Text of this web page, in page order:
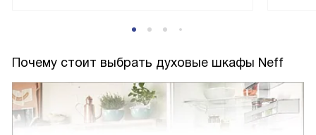
Почему стоит выбрать духовые шкафы Neff